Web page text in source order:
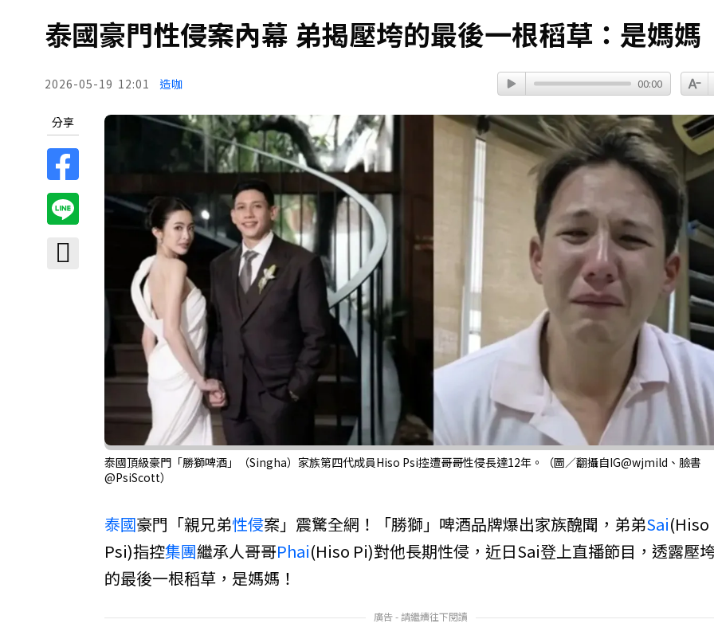
泰國豪門性侵案內幕 弟揭壓垮的最後一根稻草：是媽媽
2026-05-19 12:01 造咖 00:00
分享
泰國頂級豪門「勝獅啤酒」（Singha）家族第四代成員Hiso Psi控遭哥哥性侵長達12年。（圖／翻攝自IG@wjmild、臉書
@PsiScott）
泰國豪門「親兄弟性侵案」震驚全網！「勝獅」啤酒品牌爆出家族醜聞，弟弟Sai(Hiso
Psi)指控集團繼承人哥哥Phai(Hiso Pi)對他長期性侵，近日Sai登上直播節目，透露壓
的最後一根稻草，是媽媽！
廣告 - 請繼續往下閱讀